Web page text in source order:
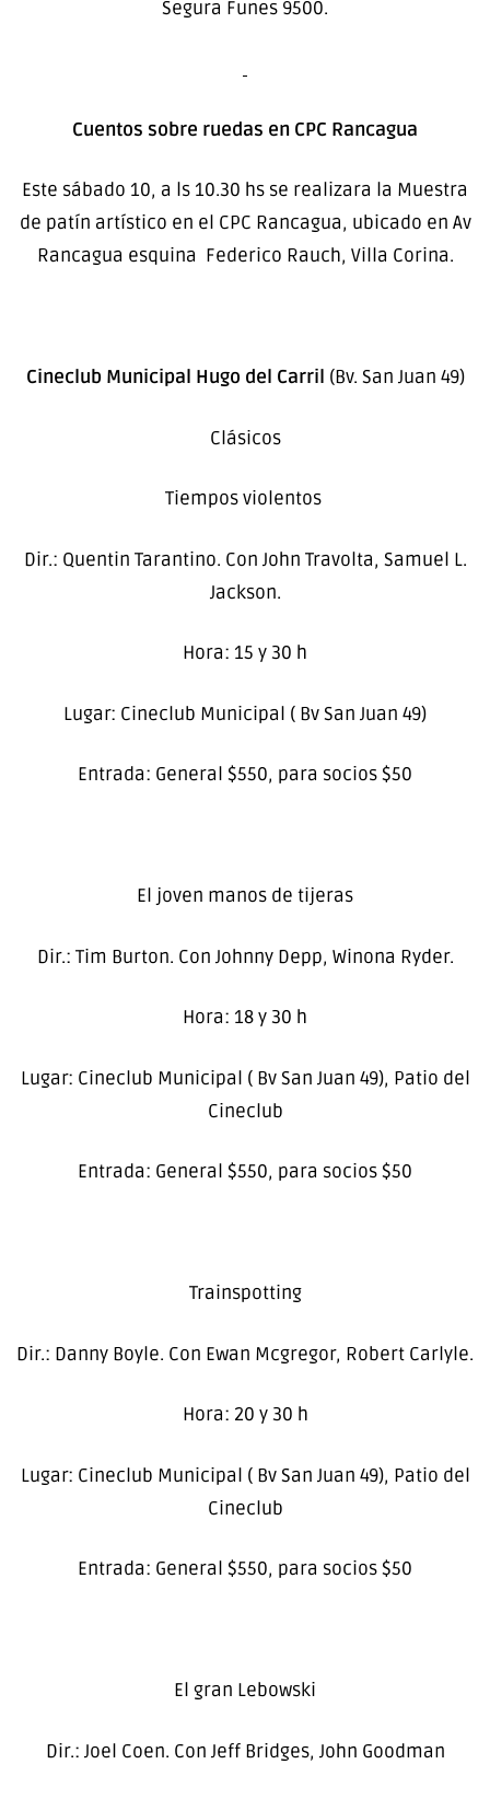
Segura Funes 9500.
Cuentos sobre ruedas en CPC Rancagua
Este sábado 10, a ls 10.30 hs se realizara la Muestra
de patín artístico en el CPC Rancagua, ubicado en Av
Rancagua esquina Federico Rauch, Villa Corina.
Cineclub Municipal Hugo del Carril (Bv. San Juan 49)
Clásicos
Tiempos violentos
Dir.: Quentin Tarantino. Con John Travolta, Samuel L.
Jackson.
Hora: 15 y 30 h
Lugar: Cineclub Municipal ( Bv San Juan 49)
Entrada: General $550, para socios $50
El joven manos de tijeras
Dir.: Tim Burton. Con Johnny Depp, Winona Ryder.
Hora: 18 y 30 h
Lugar: Cineclub Municipal ( Bv San Juan 49), Patio del
Cineclub
Entrada: General $550, para socios $50
Trainspotting
Dir.: Danny Boyle. Con Ewan Mcgregor, Robert Carlyle.
Hora: 20 y 30 h
Lugar: Cineclub Municipal ( Bv San Juan 49), Patio del
Cineclub
Entrada: General $550, para socios $50
El gran Lebowski
Dir.: Joel Coen. Con Jeff Bridges, John Goodman